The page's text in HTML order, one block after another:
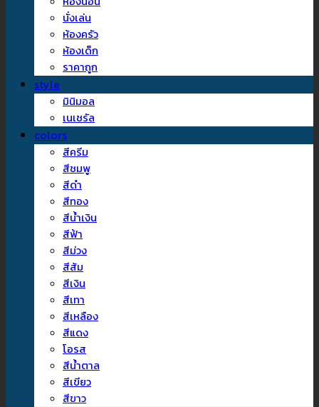
นั่งเล่น
ห้องครัว
ห้องเด็ก
ราคาถูก
style
มินิมอล
เนเชรัล
colors
สีครีม
สีชมพู
สีดำ
สีทอง
สีน้ำเงิน
สีฟ้า
สีม่วง
สีส้ม
สีเงิน
สีเทา
สีเหลือง
สีแดง
โอรส
สีน้ำตาล
สีเขียว
สีขาว